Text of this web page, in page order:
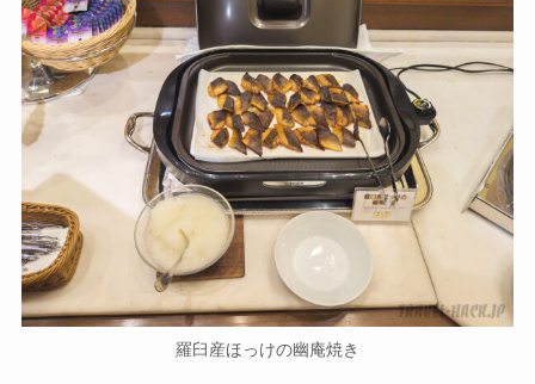
羅臼産ほっけの幽庵焼き